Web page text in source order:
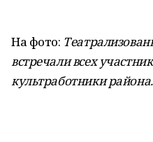
На фото:
встречали всех
культработники района.